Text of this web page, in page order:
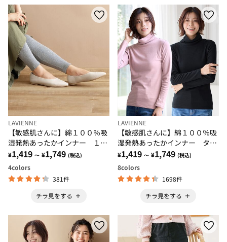
LAVIENNE
【敏感肌さんに】綿１００％吸
湿発熱あったかインナー １０
分丈レギンス
¥1,419 ～ ¥1,749 (税込)
4colors
381件
チラ見をする
LAVIENNE
【敏感肌さんに】綿１００％吸
湿発熱あったかインナー ター
トルネックインナー長袖
¥1,419 ～ ¥1,749 (税込)
8colors
1698件
チラ見をする